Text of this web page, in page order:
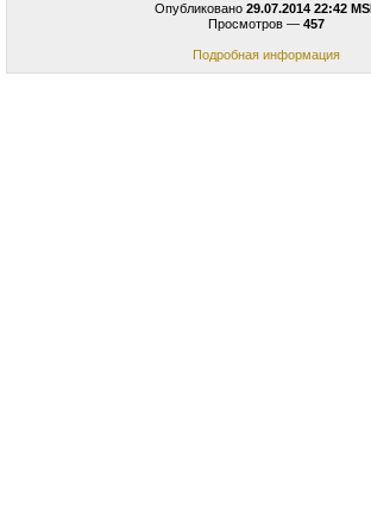
Опубликовано 29.07.2014 22:42
Просмотров — 457
Подробная информация